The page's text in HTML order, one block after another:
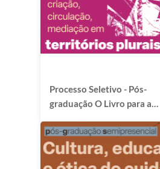
Processo Seletivo - Pós-
graduação O Livro para a
e circulação em territórios
plurais